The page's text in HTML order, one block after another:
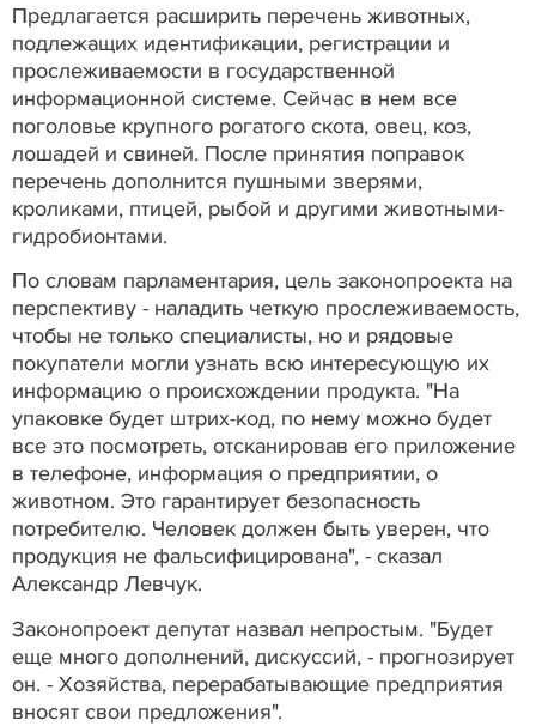
Предлагается расширить перечень животных,
подлежащих идентификации, регистрации и
прослеживаемости в государственной
информационной системе. Сейчас в нем все
поголовье крупного рогатого скота, овец, коз,
лошадей и свиней. После принятия поправок
перечень дополнится пушными зверями,
кроликами, птицей, рыбой и другими животными-
гидробионтами.
По словам парламентария, цель законопроекта на
перспективу - наладить четкую прослеживаемость,
чтобы не только специалисты, но и рядовые
покупатели могли узнать всю интересующую их
информацию о происхождении продукта. "На
упаковке будет штрих-код, по нему можно будет
все это посмотреть, отсканировав его приложение
в телефоне, информация о предприятии, о
животном. Это гарантирует безопасность
потребителю. Человек должен быть уверен, что
продукция не фальсифицирована", - сказал
Александр Левчук.
Законопроект депутат назвал непростым. "Будет
еще много дополнений, дискуссий, - прогнозирует
он. - Хозяйства, перерабатывающие предприятия
вносят свои предложения".